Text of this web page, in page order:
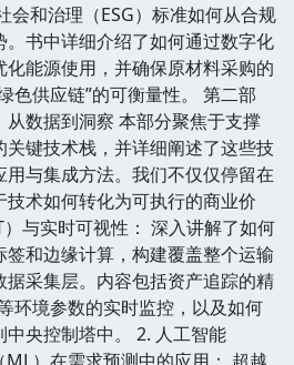
会和治理（ESG）标准如何从合规
。书中详细介绍了如何通过数字化
能源使用，并确保原材料采购的
色供应链”的可衡量性。 第二部
数据到洞察 本部分聚焦于支撑
关键技术栈，并详细阐述了这些技
与集成方法。我们不仅仅停留在
术如何转化为可执行的商业价
与实时可视性： 深入讲解了如何
和边缘计算，构建覆盖整个运输
据采集层。内容包括资产追踪的精
环境参数的实时监控，以及如何
央控制塔中。 2. 人工智能